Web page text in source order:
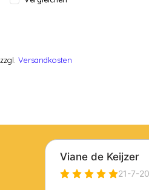
zzgl. Versandkosten